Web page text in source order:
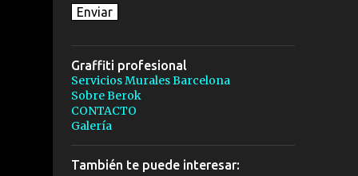
Graffiti profesional
Servicios Murales Barcelona
Sobre Berok
CONTACTO
Galería
También te puede interesar: